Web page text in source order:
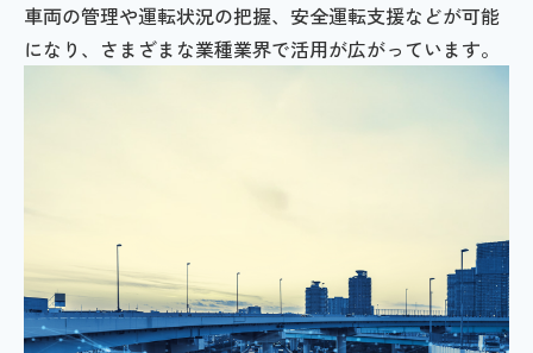
車両の管理や運転状況の把握、安全運転支援などが可能
になり、さまざまな業種業界で活用が広がっています。